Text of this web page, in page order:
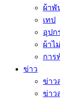
ผ้าพั
เทป
อุปก
ผ้าไ
การ
ข่าว
ข่าว
ข่าว